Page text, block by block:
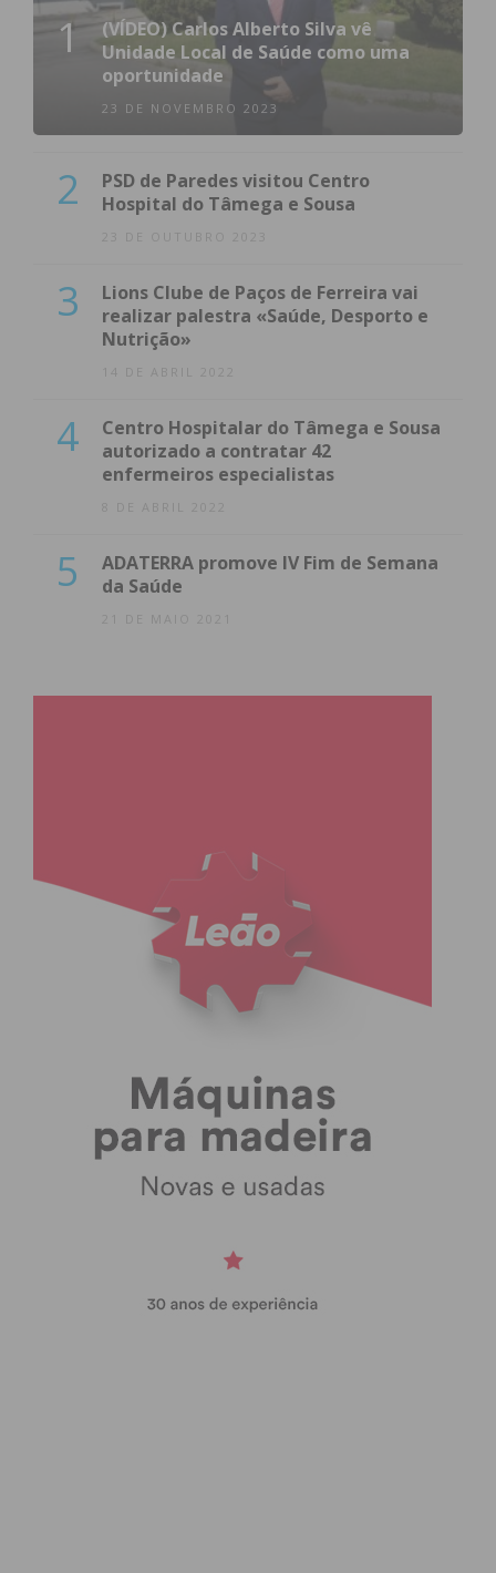
1
(VÍDEO) Carlos Alberto Silva vê
Unidade Local de Saúde como uma
oportunidade
23 DE NOVEMBRO 2023
2
PSD de Paredes visitou Centro
Hospital do Tâmega e Sousa
23 DE OUTUBRO 2023
3
Lions Clube de Paços de Ferreira vai
realizar palestra «Saúde, Desporto e
Nutrição»
14 DE ABRIL 2022
4
Centro Hospitalar do Tâmega e Sousa
autorizado a contratar 42
enfermeiros especialistas
8 DE ABRIL 2022
5
ADATERRA promove IV Fim de Semana
da Saúde
21 DE MAIO 2021